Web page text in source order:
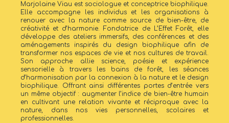
Marjolaine Viau est sociologue et conceptrice biophilique.
Elle accompagne les individus et les organisations à
renouer avec la nature comme source de bien-être, de
créativité et d’harmonie. Fondatrice de L’Effet Forêt, elle
développe des ateliers immersifs, des conférences et des
aménagements inspirés du design biophilique afin de
transformer nos espaces de vie et nos cultures de travail.
Son approche allie science, poésie et expérience
sensorielle à travers les bains de forêt, les séances
d’harmonisation par la connexion à la nature et le design
biophilique. Offrant ainsi différentes portes d’entrée vers
un même objectif : augmenter l’indice de bien-être humain
en cultivant une relation vivante et réciproque avec la
nature, dans nos vies personnelles, scolaires et
professionnelles.